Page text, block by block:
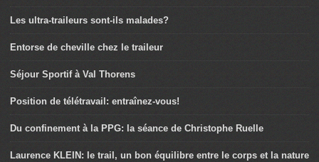
Les ultra-traileurs sont-ils malades?
Entorse de cheville chez le traileur
Séjour Sportif à Val Thorens
Position de télétravail: entraînez-vous!
Du confinement à la PPG: la séance de Christophe Ruelle
Laurence KLEIN: le trail, un bon équilibre entre le corps et la nature